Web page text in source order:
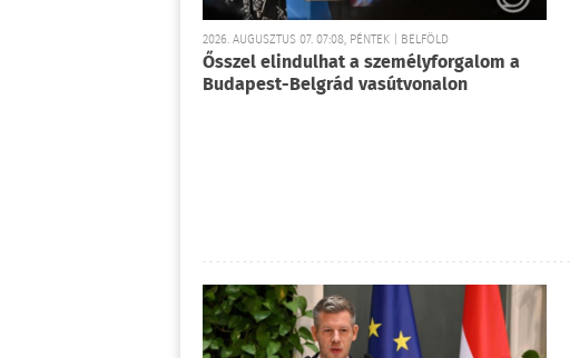
2026. AUGUSZTUS 07. 07:08, PÉNTEK | BELFÖLD
Ősszel elindulhat a személyforgalom a
Budapest-Belgrád vasútvonalon